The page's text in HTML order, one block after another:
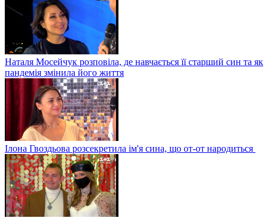
Наталя Мосейчук розповіла, де навчається її старший син та як
пандемія змінила його життя
Ілона Гвоздьова розсекретила ім'я сина, що от-от народиться